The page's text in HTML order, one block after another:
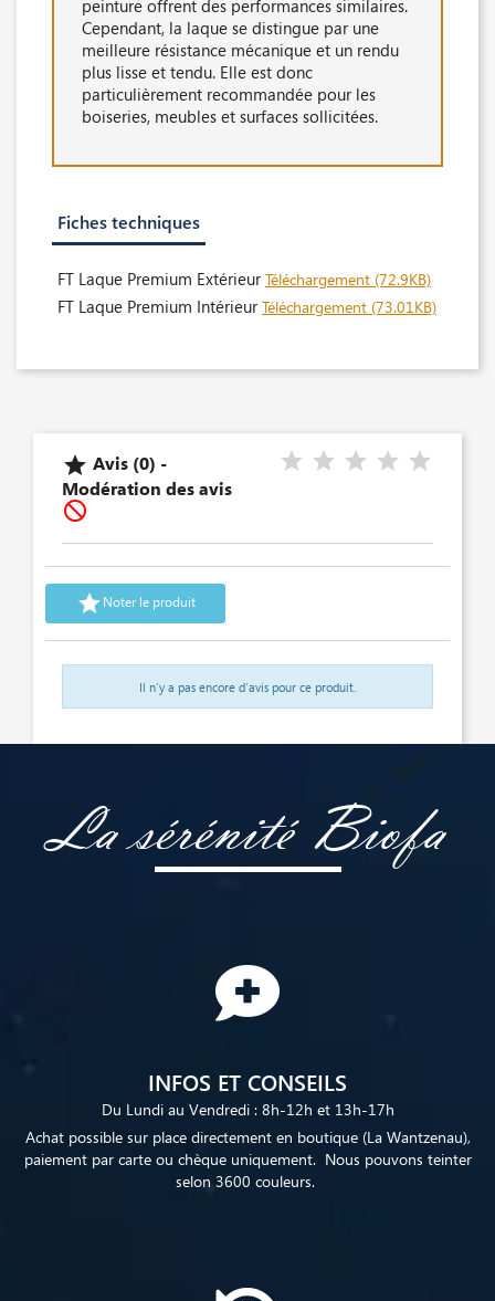
peinture offrent des performances similaires.
Cependant, la laque se distingue par une
meilleure résistance mécanique et un rendu
plus lisse et tendu. Elle est donc
particulièrement recommandée pour les
boiseries, meubles et surfaces sollicitées.
Fiches techniques
FT Laque Premium ExtérieurTéléchargement (72.9KB)
FT Laque Premium IntérieurTéléchargement (73.01KB)
 Avis (0) -
Modération des avis

Noter le produit
Il n'y a pas encore d'avis pour ce produit.
La sérénité Biofa
INFOS ET CONSEILS
Du Lundi au Vendredi : 8h-12h et 13h-17h
Achat possible sur place directement en boutique (La Wantzenau),
paiement par carte ou chèque uniquement. Nous pouvons teinter
selon 3600 couleurs.